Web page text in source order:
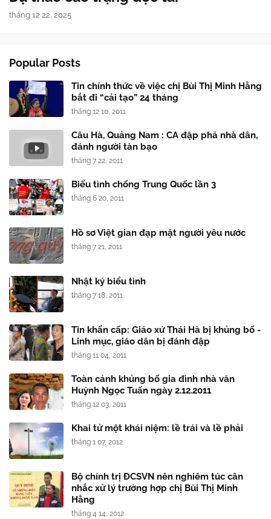
tháng 12 22, 2025
Popular Posts
Tin chính thức về việc chị Bùi Thị Minh Hằng
bắt đi “cải tạo” 24 tháng
tháng 12 10, 2011
Câu Hà, Quảng Nam : CA đập phá nhà dân,
đánh người tàn bạo
tháng 7 22, 2011
Biểu tình chống Trung Quốc lần 3
tháng 6 20, 2011
Hồ sơ Việt gian đạp mặt người yêu nước
tháng 7 21, 2011
Nhật ký biểu tình
tháng 7 18, 2011
Tin khẩn cấp: Giáo xứ Thái Hà bị khủng bố -
Linh mục, giáo dân bị đánh đập
tháng 11 04, 2011
Toàn cảnh khủng bố gia đình nhà văn
Huỳnh Ngọc Tuấn ngày 2.12.2011
tháng 12 03, 2011
Khai tử một khái niệm: lề trái và lề phải
tháng 1 07, 2012
Bộ chính trị ĐCSVN nên nghiêm túc cân
nhắc xử lý trường hợp chị Bùi Thị Minh
Hằng
tháng 4 14, 2012